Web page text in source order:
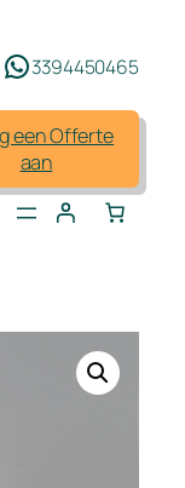
3394450465
een Offerte
aan